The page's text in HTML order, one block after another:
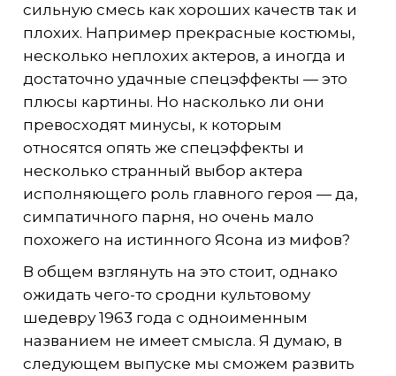
сильную смесь как хороших качеств так и
плохих. Например прекрасные костюмы,
несколько неплохих актеров, а иногда и
достаточно удачные спецэффекты — это
плюсы картины. Но насколько ли они
превосходят минусы, к которым
относятся опять же спецэффекты и
несколько странный выбор актера
исполняющего роль главного героя — да,
симпатичного парня, но очень мало
похожего на истинного Ясона из мифов?
В общем взглянуть на это стоит, однако
ожидать чего-то сродни культовому
шедевру 1963 года с одноименным
названием не имеет смысла. Я думаю, в
следующем выпуске мы сможем развить